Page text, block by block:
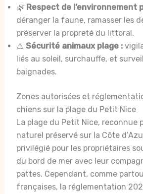
🌿 Respect de l’environnement
déranger la faune, ramasser les
préserver la propreté du littoral.
⚠️ Sécurité animaux plage :
liés au soleil, surchauffe, et
baignades.
Zones autorisées et
chiens sur la plage du Petit Nice
La plage du Petit Nice, reconnue
naturel préservé sur la Côte
privilégié pour les propriétaires
du bord de mer avec leur
pattes. Cependant, comme
françaises, la réglementation